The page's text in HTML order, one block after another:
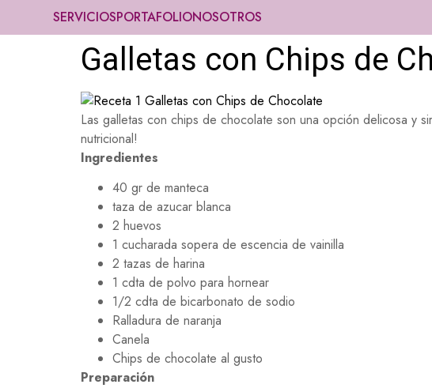
SERVICIOSPORTAFOLIONOSOTROS
Galletas con Chips de
Las galletas con chips de chocolate son una opción delicosa y
nutricional!
Ingredientes
40 gr de manteca
taza de azucar blanca
2 huevos
1 cucharada sopera de escencia de vainilla
2 tazas de harina
1 cdta de polvo para hornear
1/2 cdta de bicarbonato de sodio
Ralladura de naranja
Canela
Chips de chocolate al gusto
Preparación